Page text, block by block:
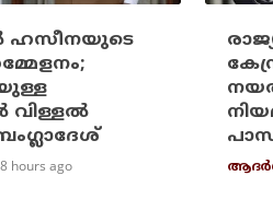
ഹസീനയുടെ
വിള്ളല്‍
8 hours ago